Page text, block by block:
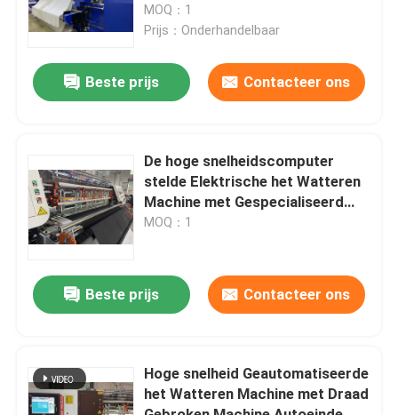
Video's
VR-show
Fabriekstour
Kwaliteitscontrole
Neem contact met ons op
Gevallen
MOQ：1
Prijs：Onderhandelbaar
Beste prijs Contacteer ons
De hoge snelheidscomputer
stelde Elektrische het Watteren
Machine met Gespecialiseerd
Draadtype in werking
MOQ：1
Beste prijs Contacteer ons
Hoge snelheid Geautomatiseerde
het Watteren Machine met Draad